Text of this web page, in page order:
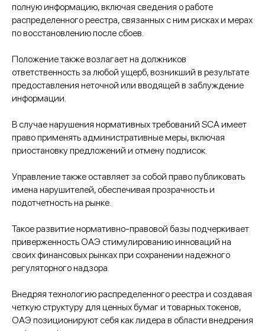
полную информацию, включая сведения о работе
распределенного реестра, связанных с ним рисках и мерах
по восстановлению после сбоев.
Положение также возлагает на должников
ответственность за любой ущерб, возникший в результате
предоставления неточной или вводящей в заблуждение
информации.
В случае нарушения нормативных требований SCA имеет
право применять административные меры, включая
приостановку предложений и отмену подписок.
Управление также оставляет за собой право публиковать
имена нарушителей, обеспечивая прозрачность и
подотчетность на рынке.
Такое развитие нормативно-правовой базы подчеркивает
приверженность ОАЭ стимулированию инноваций на
своих финансовых рынках при сохранении надежного
регуляторного надзора.
Внедряя технологию распределенного реестра и создавая
четкую структуру для ценных бумаг и товарных токенов,
ОАЭ позиционируют себя как лидера в области внедрения